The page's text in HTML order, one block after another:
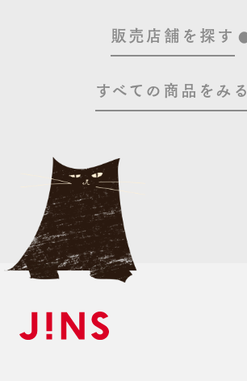
販売店舗を探す
すべての商品をみる